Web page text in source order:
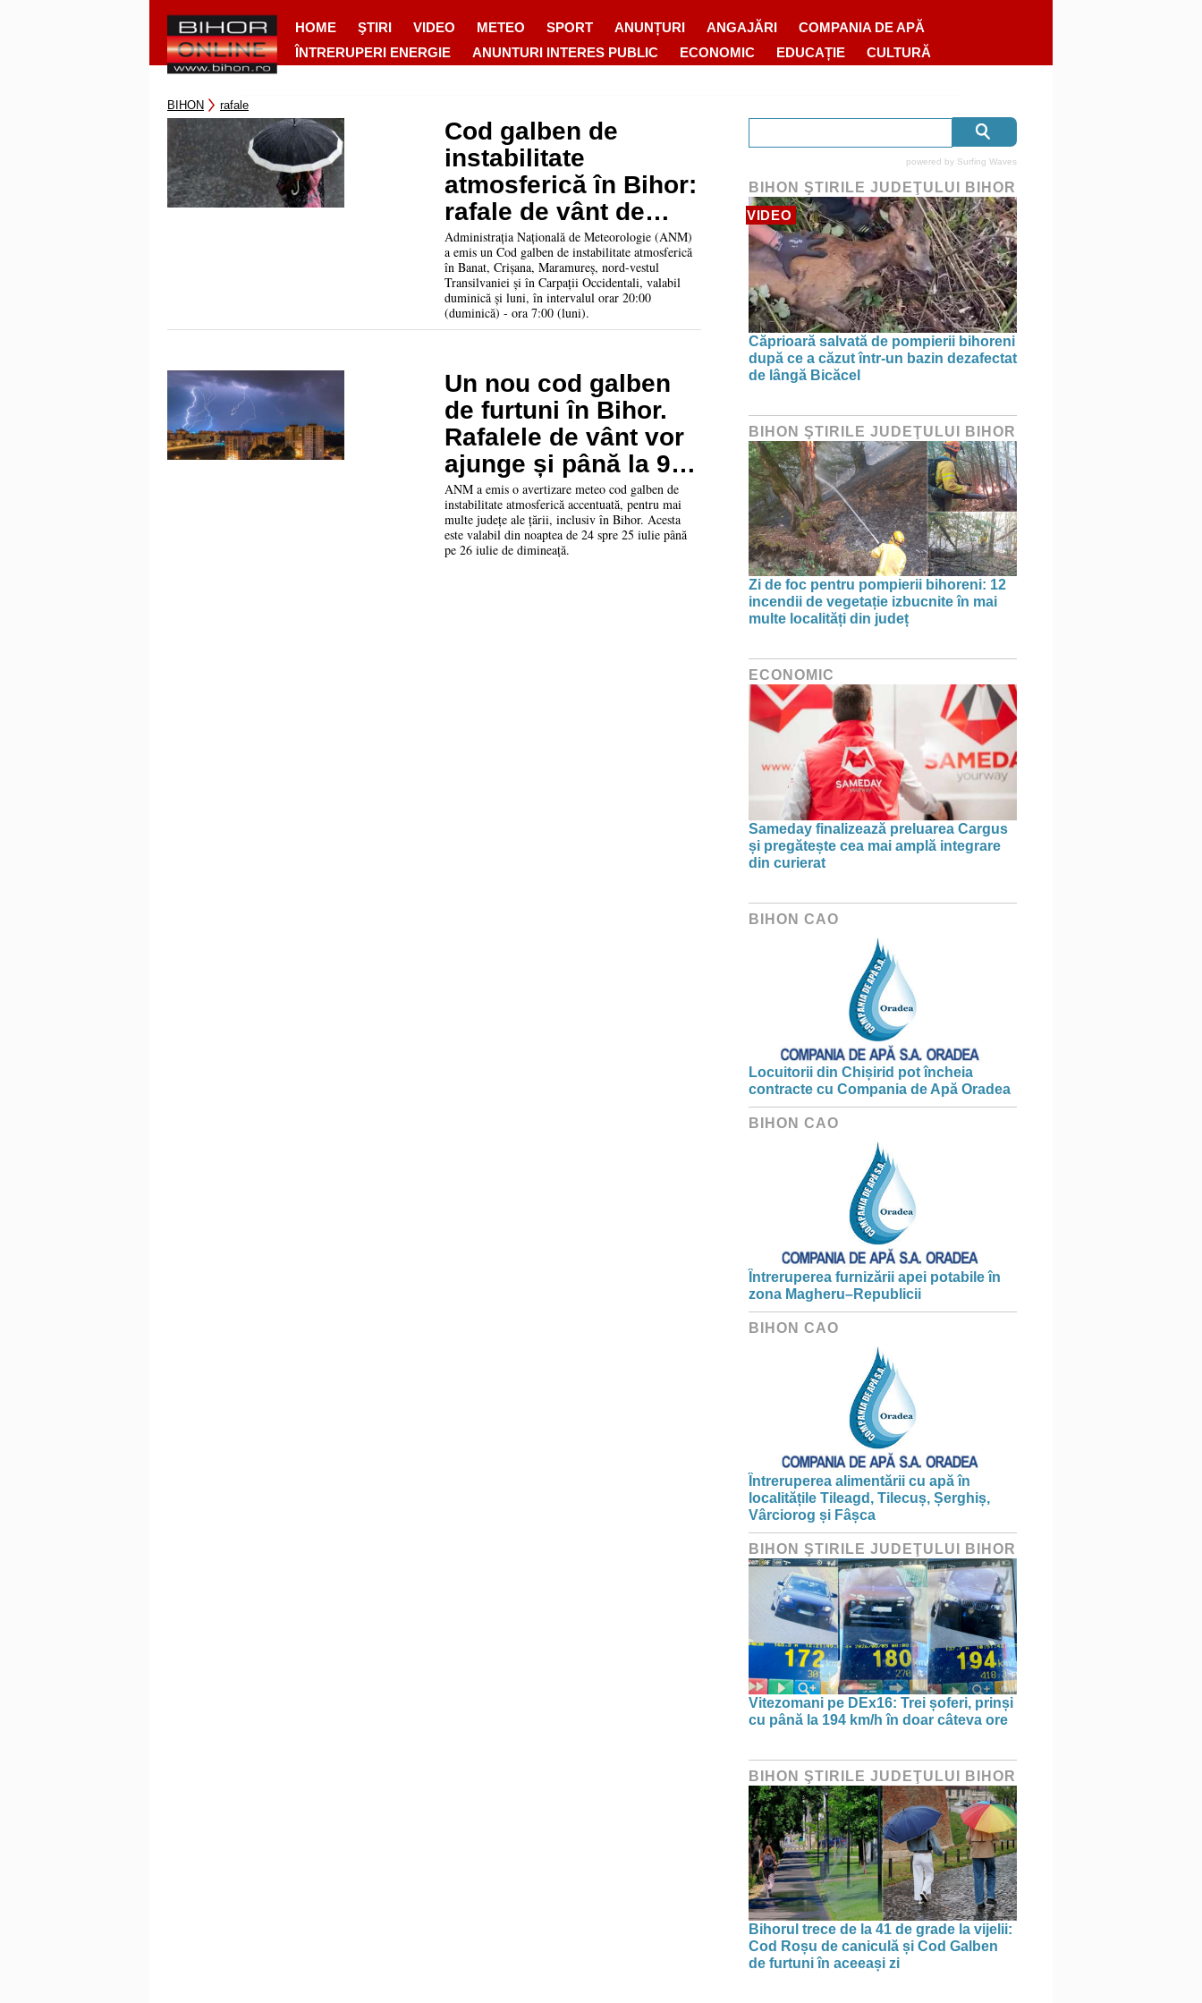
HOME ŞTIRI VIDEO METEO SPORT ANUNȚURI ANGAJĂRI
COMPANIA DE APĂ
ÎNTRERUPERI ENERGIE
ANUNTURI INTERES PUBLIC ECONOMIC EDUCAȚIE CULTURĂ
BIHON rafale
Cod galben de
instabilitate
atmosferică în Bihor:
rafale de vânt de
până la 70 km/h
Administrația Națională de Meteorologie (ANM)
a emis un Cod galben de instabilitate atmosferică
în Banat, Crișana, Maramureș, nord-vestul
Transilvaniei și în Carpații Occidentali, valabil
duminică și luni, în intervalul orar 20:00
(duminică) - ora 7:00 (luni).
Un nou cod galben
de furtuni în Bihor.
Rafalele de vânt vor
ajunge și până la 90
km/h
ANM a emis o avertizare meteo cod galben de
instabilitate atmosferică accentuată, pentru mai
multe județe ale țării, inclusiv în Bihor. Acesta
este valabil din noaptea de 24 spre 25 iulie până
pe 26 iulie de dimineață.
powered by Surfing Waves
BIHON ŞTIRILE JUDEŢULUI BIHOR
VIDEO
Căprioară salvată de pompierii bihoreni
după ce a căzut într-un bazin dezafectat
de lângă Bicăcel
BIHON ŞTIRILE JUDEŢULUI BIHOR
Zi de foc pentru pompierii bihoreni: 12
incendii de vegetație izbucnite în mai
multe localități din județ
ECONOMIC
Sameday finalizează preluarea Cargus
și pregătește cea mai amplă integrare
din curierat
BIHON CAO
Locuitorii din Chișirid pot încheia
contracte cu Compania de Apă Oradea
BIHON CAO
Întreruperea furnizării apei potabile în
zona Magheru–Republicii
BIHON CAO
Întreruperea alimentării cu apă în
localitățile Tileagd, Tilecuș, Șerghiș,
Vârciorog și Fâșca
BIHON ŞTIRILE JUDEŢULUI BIHOR
Vitezomani pe DEx16: Trei șoferi, prinși
cu până la 194 km/h în doar câteva ore
BIHON ŞTIRILE JUDEŢULUI BIHOR
Bihorul trece de la 41 de grade la vijelii:
Cod Roșu de caniculă și Cod Galben
de furtuni în aceeași zi